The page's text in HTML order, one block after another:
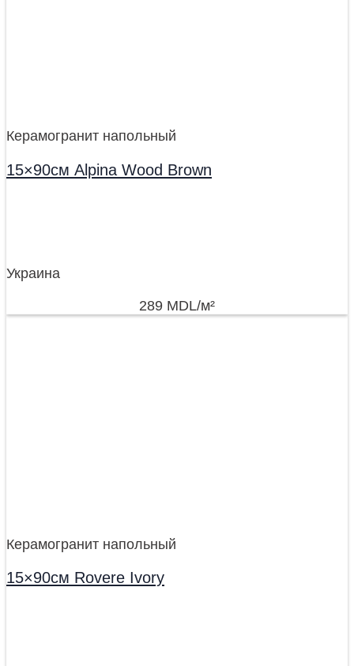
Керамогранит напольный
15×90см Alpina Wood Brown
Украина
289 MDL/м²
Керамогранит напольный
15×90см Rovere Ivory